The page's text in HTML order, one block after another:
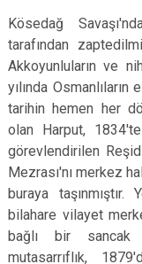
Kösedağ
tarafından
Akkoyunluların ve
yılında
tarihin hemen her
olan Harput,
görevlendirilen
Mezrası'nı merkez
buraya
bilahare vilayet
bağlı bir sancak
mutasarrıflık,